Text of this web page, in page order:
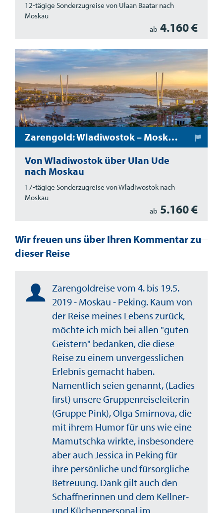
12-tägige Sonderzugreise von Ulaan Baatar nach
Moskau
ab 4.160 €
Zarengold: Wladiwostok – Moskau
Von Wladiwostok über Ulan Ude
nach Moskau
17-tägige Sonderzugreise von Wladiwostok nach
Moskau
ab 5.160 €
Wir freuen uns über Ihren Kommentar zu
dieser Reise
Zarengoldreise vom 4. bis 19.5.
2019 - Moskau - Peking. Kaum von
der Reise meines Lebens zurück,
möchte ich mich bei allen "guten
Geistern" bedanken, die diese
Reise zu einem unvergesslichen
Erlebnis gemacht haben.
Namentlich seien genannt, (Ladies
first) unsere Gruppenreiseleiterin
(Gruppe Pink), Olga Smirnova, die
mit ihrem Humor für uns wie eine
Mamutschka wirkte, insbesondere
aber auch Jessica in Peking für
ihre persönliche und fürsorgliche
Betreuung. Dank gilt auch den
Schaffnerinnen und dem Kellner-
und Küchenpersonal im